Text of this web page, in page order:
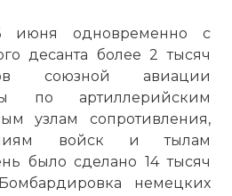
одновременно с
десанта более 2 тысяч
союзной авиации
по артиллерийским
узлам сопротивления,
войск и тылам
было сделано 14 тысяч
немецких